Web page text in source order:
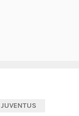
JUVENTUS